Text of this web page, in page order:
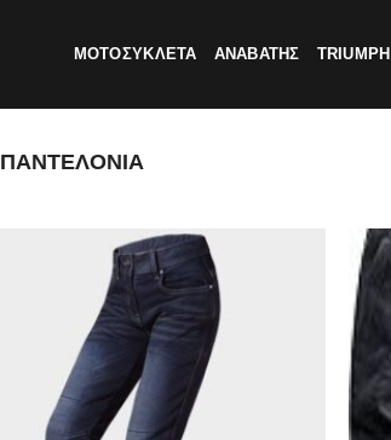
ΜΟΤΟΣΥΚΛΕΤΑ ΑΝΑΒΑΤΗΣ TRIUMPH
ΠΑΝΤΕΛΟΝΙΑ